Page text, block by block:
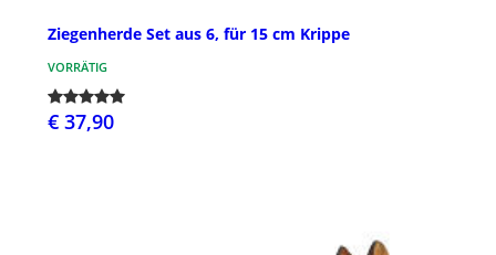
Ziegenherde Set aus 6, für 15 cm Krippe
VORRÄTIG
€ 37,90